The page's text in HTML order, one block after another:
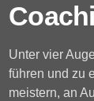
Unter vier
führen und zu
meistern, an